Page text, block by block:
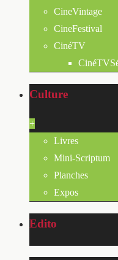
CineVintage
CineFestival
CinéTV
Culture
+
Livres
Mini-Scriptum
Planches
Expos
Edito